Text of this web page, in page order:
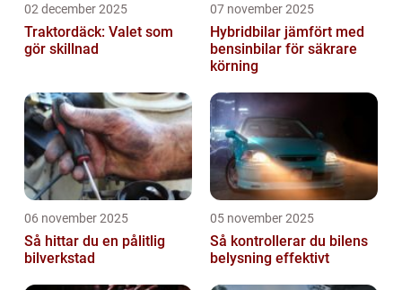
02 december 2025
Traktordäck: Valet som
gör skillnad
07 november 2025
Hybridbilar jämfört med
bensinbilar för säkrare
körning
06 november 2025
Så hittar du en pålitlig
bilverkstad
05 november 2025
Så kontrollerar du bilens
belysning effektivt